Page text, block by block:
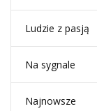
Ludzie z pasją
Na sygnale
Najnowsze